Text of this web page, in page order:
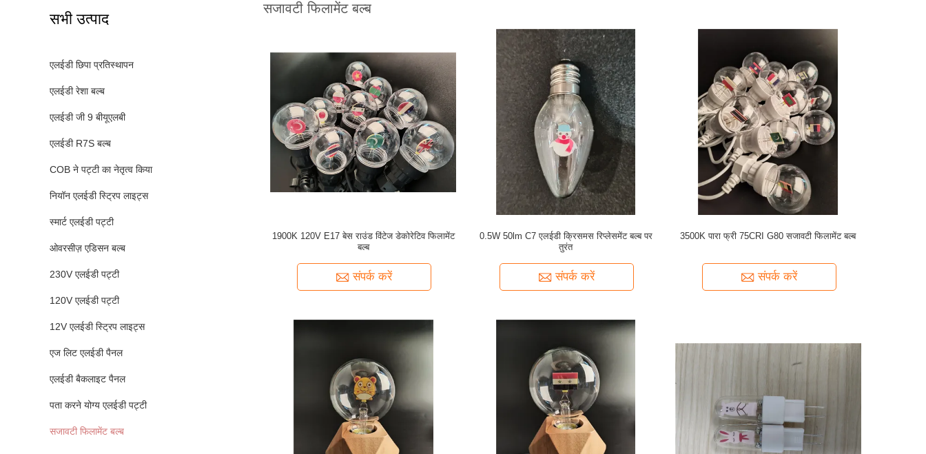
सभी उत्पाद
एलईडी छिपा प्रतिस्थापन
एलईडी रेशा बल्ब
एलईडी जी 9 बीयूएलबी
एलईडी R7S बल्ब
COB ने पट्टी का नेतृत्व किया
नियॉन एलईडी स्ट्रिप लाइट्स
स्मार्ट एलईडी पट्टी
ओवरसीज़ एडिसन बल्ब
230V एलईडी पट्टी
120V एलईडी पट्टी
12V एलईडी स्ट्रिप लाइट्स
एज लिट एलईडी पैनल
एलईडी बैकलाइट पैनल
पता करने योग्य एलईडी पट्टी
सजावटी फिलामेंट बल्ब
सजावटी फिलामेंट बल्ब
1900K 120V E17 बेस राउंड विंटेज डेकोरेटिव फिलामेंट
बल्ब
संपर्क करें
0.5W 50lm C7 एलईडी क्रिसमस रिप्लेसमेंट बल्ब पर
तुरंत
संपर्क करें
3500K पारा फ्री 75CRI G80 सजावटी फिलामेंट बल्ब
संपर्क करें